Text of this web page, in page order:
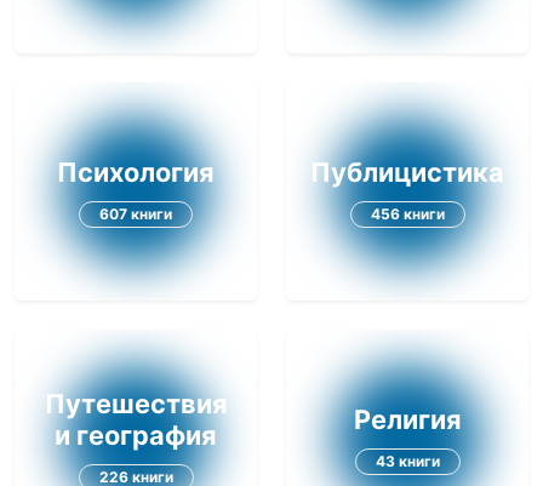
Психология
607 книги
Публицистика
456 книги
Путешествия
и география
226 книги
Религия
43 книги